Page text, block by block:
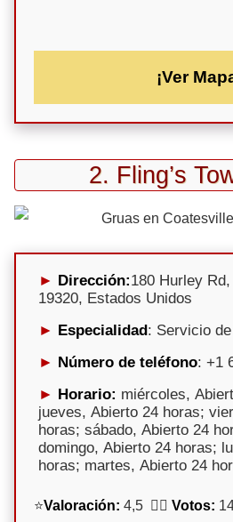
¡Ver
2. Fling’s
Dirección:180 Hurley
19320, Estados Unidos
Especialidad: Servicio
Número de teléfono: +1
Horario: miércoles,
jueves, Abierto 24 horas;
horas; sábado, Abierto 24
domingo, Abierto 24 horas;
horas; martes, Abierto 24
⭐Valoración: 4,5 🕵️‍♀️ Votos: